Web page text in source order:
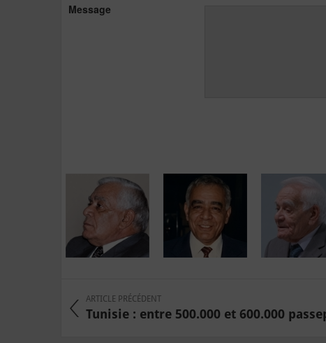
Message
ARTICLE PRÉCÉDENT
Tunisie : entre 500.000 et 600.000